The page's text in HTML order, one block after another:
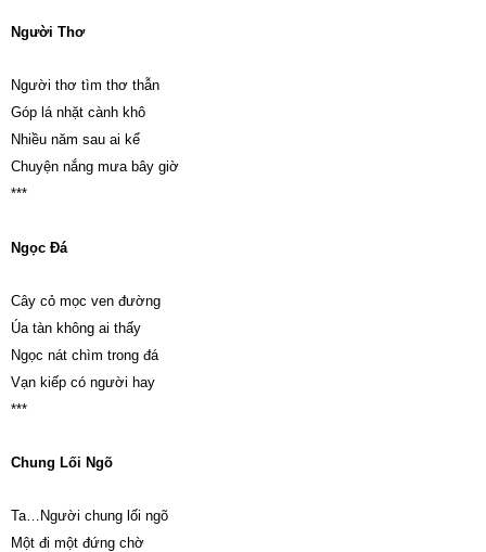
Người Thơ
Người thơ tìm thơ thẫn
Góp lá nhặt cành khô
Nhiều năm sau ai kể
Chuyện nắng mưa bây giờ
***
Ngọc Đá
Cây cỏ mọc ven đường
Úa tàn không ai thấy
Ngọc nát chìm trong đá
Vạn kiếp có người hay
***
Chung Lối Ngõ
Ta…Người chung lối ngõ
Một đi một đứng chờ